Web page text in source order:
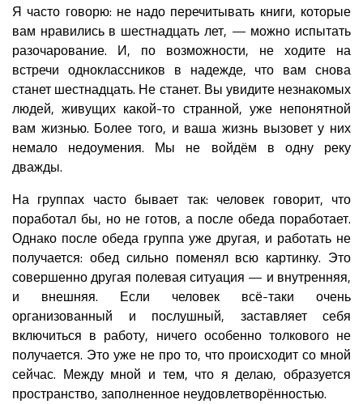
Я часто говорю: не надо перечитывать книги, которые
вам нравились в шестнадцать лет, — можно испытать
разочарование. И, по возможности, не ходите на
встречи одноклассников в надежде, что вам снова
станет шестнадцать. Не станет. Вы увидите незнакомых
людей, живущих какой-то странной, уже непонятной
вам жизнью. Более того, и ваша жизнь вызовет у них
немало недоумения. Мы не войдём в одну реку
дважды.
На группах часто бывает так: человек говорит, что
поработал бы, но не готов, а после обеда поработает.
Однако после обеда группа уже другая, и работать не
получается: обед сильно поменял всю картинку. Это
совершенно другая полевая ситуация — и внутренняя,
и внешняя. Если человек всё-таки очень
организованный и послушный, заставляет себя
включиться в работу, ничего особенно толкового не
получается. Это уже не про то, что происходит со мной
сейчас. Между мной и тем, что я делаю, образуется
пространство, заполненное неудовлетворённостью.